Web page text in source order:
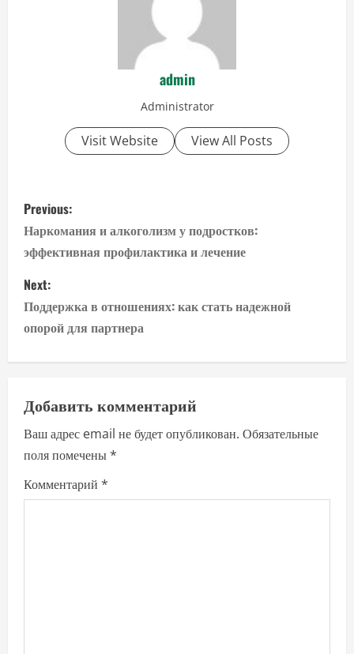
admin
Administrator
Visit Website View All Posts
P
o
s
t
n
a
v
i
g
a
Previous:
Наркомания и алкоголизм у подростков:
эффективная профилактика и лечение
Next:
Поддержка в отношениях: как стать надежной
опорой для партнера
Добавить комментарий
Ваш адрес email не будет опубликован. Обязательные
поля помечены*
Комментарий *